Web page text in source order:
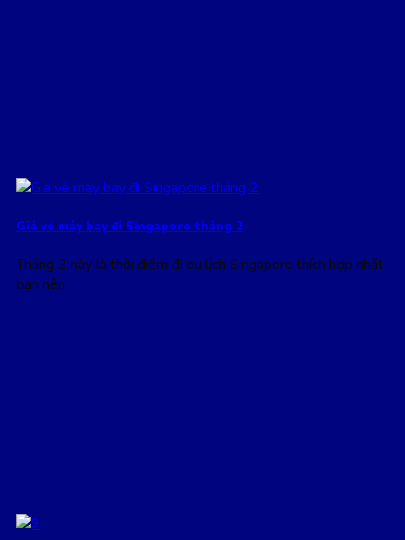
Giá vé máy bay đi Singapore tháng 2
Tháng 2 này là thời điểm đi du lịch Singapore thích hợp nhất
bạn nên